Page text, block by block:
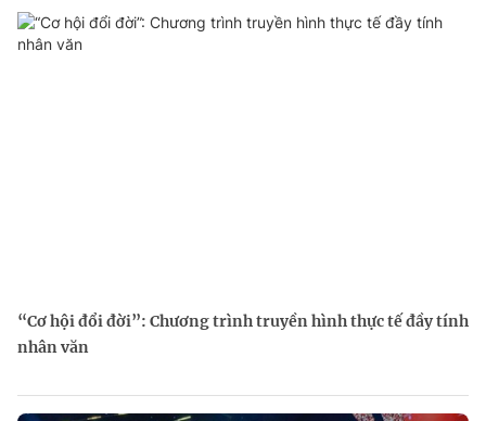
“Cơ hội đổi đời”: Chương trình truyền hình thực tế đầy tính
nhân văn